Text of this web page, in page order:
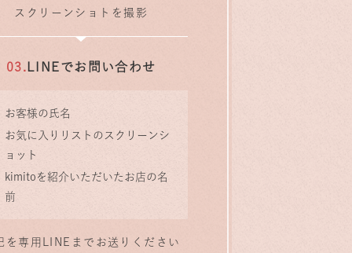
スクリーンショトを撮影
LINEでお問い合わせ
お客様の氏名
お気に入りリストのスクリーンシ
ョット
kimitoを紹介いただいたお店の名
前
を専用LINEまでお送りください